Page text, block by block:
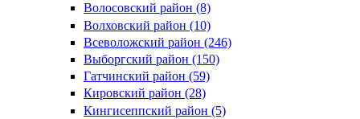
Волосовский район (8)
Волховский район (10)
Всеволожский район (246)
Выборгский район (150)
Гатчинский район (59)
Кировский район (28)
Кингисеппский район (5)